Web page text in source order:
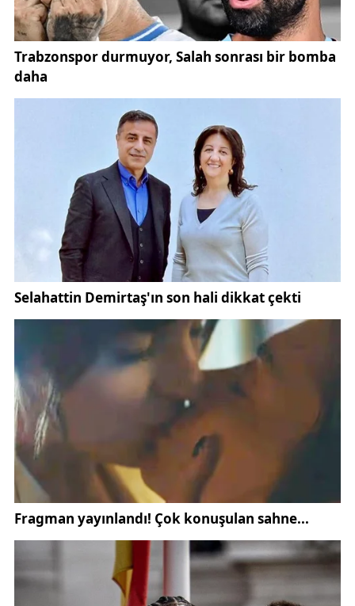
“Avrupa pazarı doyuma ulaştı. ABD pazarı hâlâ boş.
Brezilya, Arjantin gibi ülkelerde ve Uzak Doğu’da
fındığın tanıtılması gerekiyor. Çin, Japonya ve
Kore’nin yanına Hindistan’ı da eklemek lazım. Fındığı
katma değerli ürünler olarak satmaya çalışmalıyız.”
SONDAKİKA